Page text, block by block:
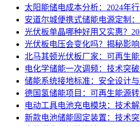
太阳能储电成本分析：2024年
安道尔城便携式储能电源定制
光伏板单晶哪种好用又实惠？
光伏板电压会变化吗？揭秘影
北马其顿光伏板厂家：可再生
电化学储能一次调频：技术突
储能系统接地标准：安全设计
德国氢储能项目：可再生能源
电动工具电池充电模块：技术
新款电池储能固定装置：技术